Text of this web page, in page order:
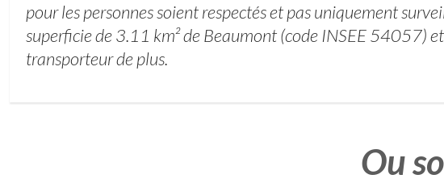
pour les personnes soient respectés et pas uniquement
superficie de 3.11 km² de Beaumont (code INSEE 54057)
transporteur de plus.
Ou